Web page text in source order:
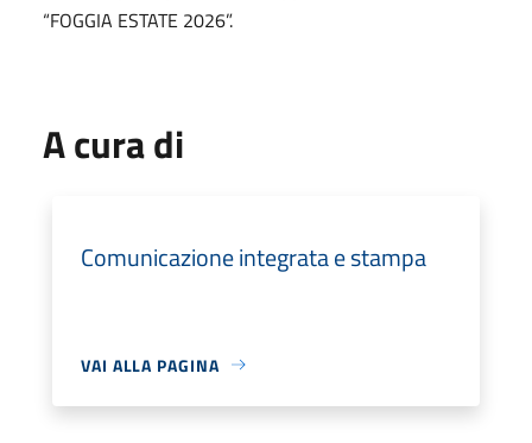
“FOGGIA ESTATE 2026”.
A cura di
Comunicazione integrata e stampa
VAI ALLA PAGINA